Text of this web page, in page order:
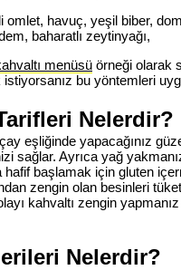
omlet, havuç, yeşil biber,
baharatlı zeytinyağı,
menüsü örneği olarak
bu yöntemleri
Nelerdir?
eşliğinde yapacağınız
sağlar. Ayrıca yağ
hafif başlamak için gluten
zengin olan besinleri
kahvaltı zengin
Nelerdir?